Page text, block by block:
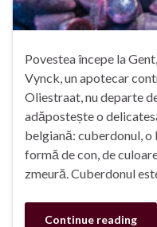
Povestea începe la
Vynck, un apotecar
Oliestraat, nu departe
adăpostește o
belgiană: cuberdonul,
formă de con, de
zmeură. Cuberdonul
Continue reading